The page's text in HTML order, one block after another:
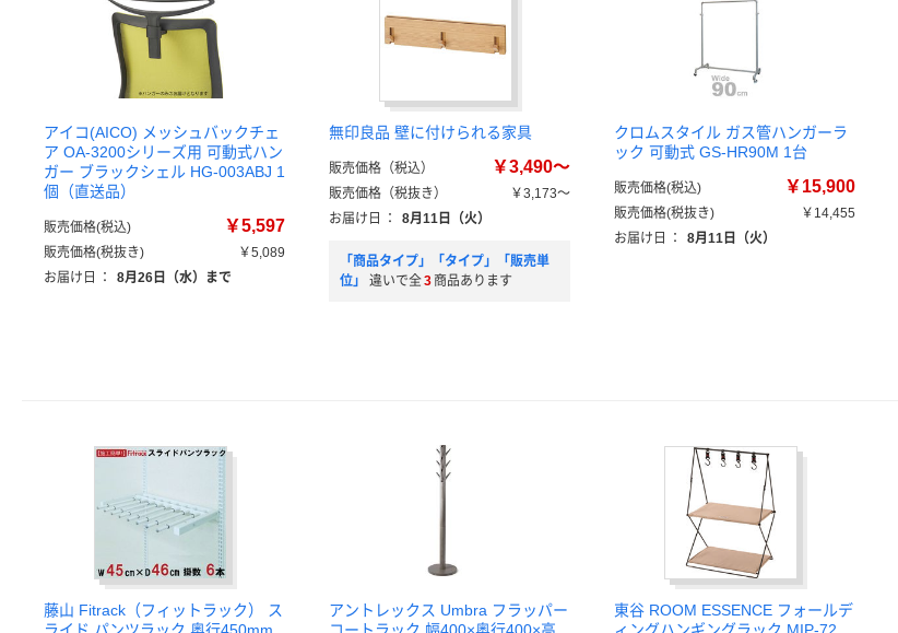
アイコ(AICO) メッシュバックチェ
ア OA-3200シリーズ用 可動式ハン
ガー ブラックシェル HG-003ABJ 1
個（直送品）
販売価格(税込) ￥5,597
販売価格(税抜き)
￥5,089
お届け日
： 8月26日（水）まで
無印良品 壁に付けられる家具
販売価格（税込） ￥3,490～
販売価格（税抜き）
￥3,173～
お届け日
： 8月11日（火）
「商品タイプ」「タイプ」「販売単
位」
違いで全3 商品あります
クロムスタイル ガス管ハンガーラ
ック 可動式 GS-HR90M 1台
販売価格(税込) ￥15,900
販売価格(税抜き)
￥14,455
お届け日
： 8月11日（火）
藤山 Fitrack（フィットラック） ス
アントレックス Umbra フラッパー
東谷 ROOM ESSENCE フォールデ